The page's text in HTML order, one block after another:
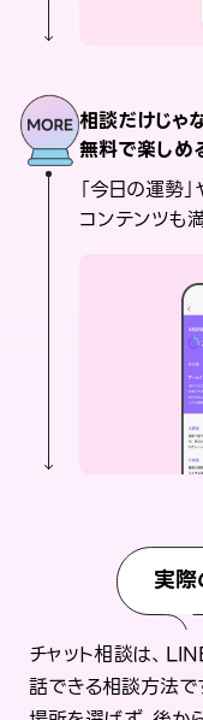
相談だけじゃ
無料で楽しめ
「今日の運勢
コンテンツも
実
チャット相談は、
話できる相談方法で